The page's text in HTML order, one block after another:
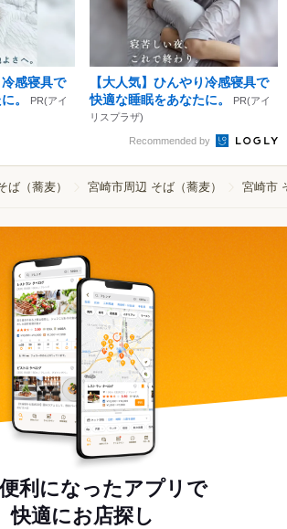
冷感寝具で
。
PR(アイ
【大人気】ひんやり冷感寝具で
快適な睡眠をあなたに。
PR(アイ
リスプラザ)
Recommended by
ば（蕎麦） 宮崎市周辺 そば（蕎麦） 宮崎市
利になったアプリで
快適にお店探し